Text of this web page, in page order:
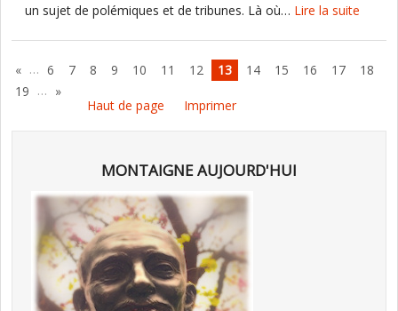
un sujet de polémiques et de tribunes. Là où… Lire la suite
« … 6 7 8 9 10 11 12 13 14 15 16 17
18
19 … »
Haut de page
Imprimer
MONTAIGNE AUJOURD'HUI